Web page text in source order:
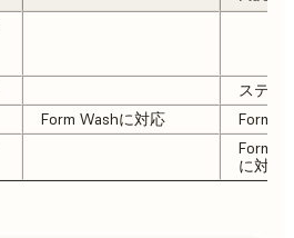
ステン
Form Washに対応
Form
に対応